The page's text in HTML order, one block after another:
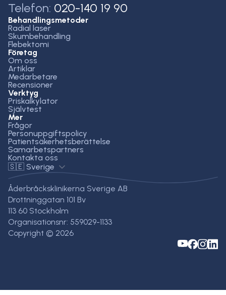
Telefon: 020-140 19 90
Behandlingsmetoder
Radial laser
Skumbehandling
Flebektomi
Företag
Om oss
Artiklar
Medarbetare
Recensioner
Verktyg
Priskalkylator
Självtest
Mer
Frågor
Personuppgiftspolicy
Patientsäkerhetsberättelse
Samarbetspartners
Kontakta oss
🇸🇪 Sverige
Åderbråcksklinikerna Sverige AB
Drottninggatan 101 Bv
113 60 Stockholm
Organisationsnr: 559029-1133
Copyright © 2026